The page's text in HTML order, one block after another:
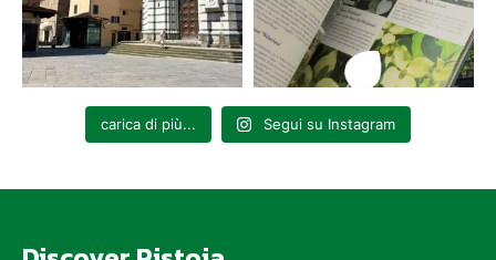
carica di più... Segui su Instagram